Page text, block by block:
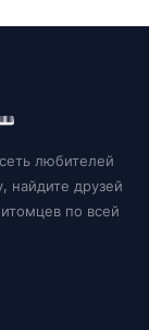
любителей
найдите друзей
по всей